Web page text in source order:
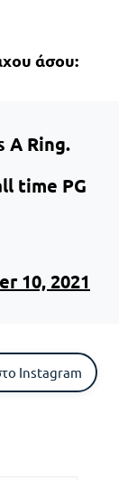
άσου:
A Ring.
time PG
10, 2021
Instagram